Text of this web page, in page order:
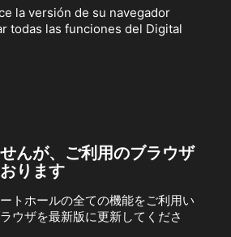
la versión de su navegador
todas las funciones del Digital
んが、ご利用のブラウザ
ります
トホールの全ての機能をご利用い
ウザを最新版に更新してくださ